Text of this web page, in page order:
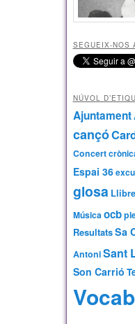
SEGUEIX-NOS
NÚVOL
Ajuntament
cançó
Concert
Espai 36
glosa
Músicaocb
ResultatsSa
AntoniSant
Son Carrió